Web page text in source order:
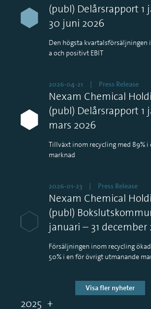
(publ) Delårsrapport 1
30 juni 2026
Den högsta kvartalsförsäljningen
a och positivt EBIT
2026-04-21 Press Release
Nexam Chemical
(publ) Delårsrapport 1
mars 2026
Tillväxt inom recycling med 89% i
marknad
2026-01-23 Press Release
Nexam Chemical
(publ)
januari – 31 december
Försäljningen inom recycling
50% i en för övrigt utmanande
Visa fler nyheter
2025